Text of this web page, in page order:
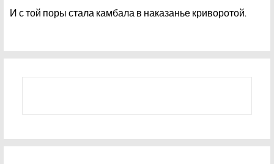
И с той поры стала камбала в наказанье криворотой.